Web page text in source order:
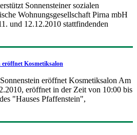
Sonnensteiner sozialen
Wohnungsgesellschaft Pirna mbH
und 12.12.2010 stattfindenden
eröffnet Kosmetiksalon
eröffnet Kosmetiksalon Am
eröffnet in der Zeit von 10:00 bis
"Hauses Pfaffenstein",